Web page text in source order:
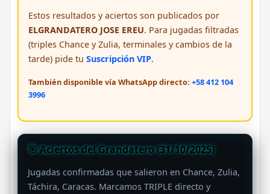
Estos resultados y aciertos son publicados por
ELGRANDATERO JOSE EREU. Para jugadas filtradas
(triples Chance y Zulia, terminales y cambios de la
tarde) pide tu Suscripción VIP.
También disponible vía WhatsApp directo: +58 412 104
3996
🎯 Aciertos del Grandatero (31/10/2025)
Jugadas confirmadas que salieron en Chance, Zulia,
Táchira, Caracas. Marcamos TRIPLE directo y